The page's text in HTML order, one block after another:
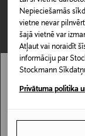
Nepieciešamās
vietne nevar
šajā vietnē var
Atļaut vai noraidīt
informāciju par
Stockmann
Privātuma politika
Produkta numurs
165821441
Materiāls
Keramika
Kopšanas
Piegāde uz
0,00 € – 4,90 €
CITI
Stockmann